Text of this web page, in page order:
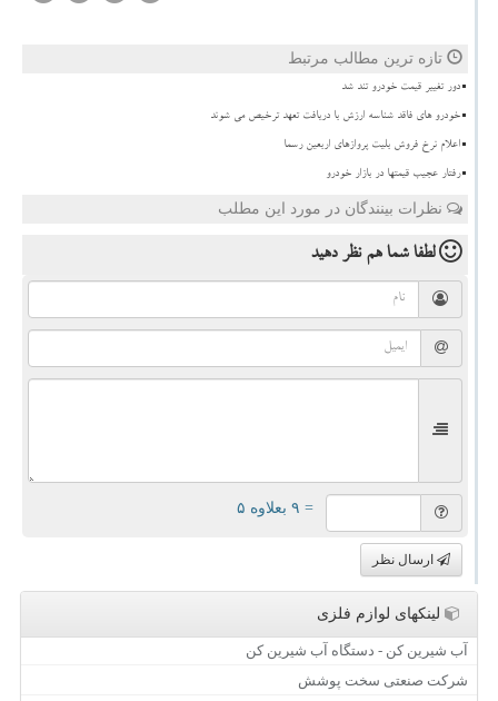
تازه ترین مطالب مرتبط
دور تغییر قیمت خودرو تند شد
خودرو های فاقد شناسه ارزش با دریافت تعهد ترخیص می شوند
اعلام نرخ فروش بلیت پروازهای اربعین رسما
رفتار عجیب قیمتها در بازار خودرو
نظرات بینندگان در مورد این مطلب
لطفا شما همنظر دهید
= ۹ بعلاوه ۵
ارسال نظر
لینکهای لوازم فلزی
آب شیرین کن - دستگاه آب شیرین کن
شرکت صنعتی سخت پوشش